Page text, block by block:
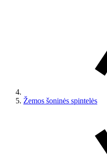
Žemos šoninės spintelės